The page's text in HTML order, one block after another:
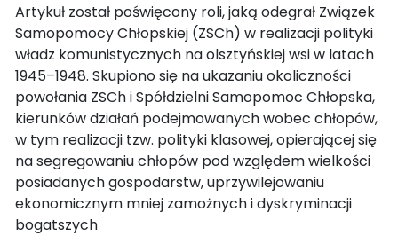
Artykuł został poświęcony roli, jaką odegrał Związek
Samopomocy Chłopskiej (ZSCh) w realizacji polityki
władz komunistycznych na olsztyńskiej wsi w latach
1945–1948. Skupiono się na ukazaniu okoliczności
powołania ZSCh i Spółdzielni Samopomoc Chłopska,
kierunków działań podejmowanych wobec chłopów,
w tym realizacji tzw. polityki klasowej, opierającej się
na segregowaniu chłopów pod względem wielkości
posiadanych gospodarstw, uprzywilejowaniu
ekonomicznym mniej zamożnych i dyskryminacji
bogatszych